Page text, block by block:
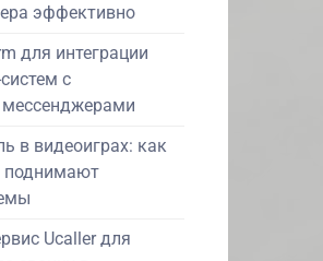
эффективно
для интеграции
с
в видеоиграх: как
поднимают
Ucaller для